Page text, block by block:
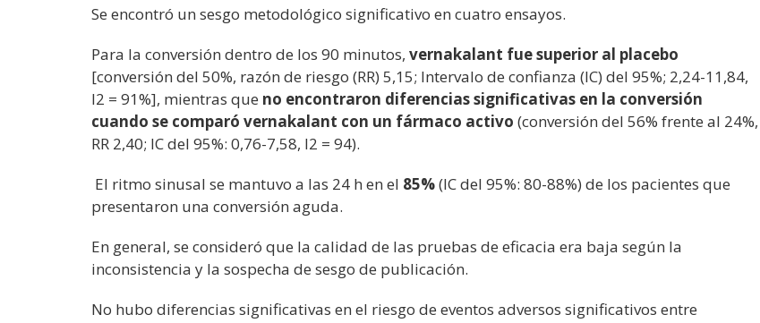
Se encontró un sesgo metodológico significativo en cuatro ensayos.
Para la conversión dentro de los 90 minutos, vernakalant fue superior al placebo
[conversión del 50%, razón de riesgo (RR) 5,15; Intervalo de confianza (IC) del 95%; 2,24-11,84,
I2 = 91%], mientras que no encontraron diferencias significativas en la conversión
cuando se comparó vernakalant con un fármaco activo (conversión del 56% frente al 24%,
RR 2,40; IC del 95%: 0,76-7,58, I2 = 94).
El ritmo sinusal se mantuvo a las 24 h en el 85%(IC del 95%: 80-88%) de los pacientes que
presentaron una conversión aguda.
En general, se consideró que la calidad de las pruebas de eficacia era baja según la
inconsistencia y la sospecha de sesgo de publicación.
No hubo diferencias significativas en el riesgo de eventos adversos significativos entre